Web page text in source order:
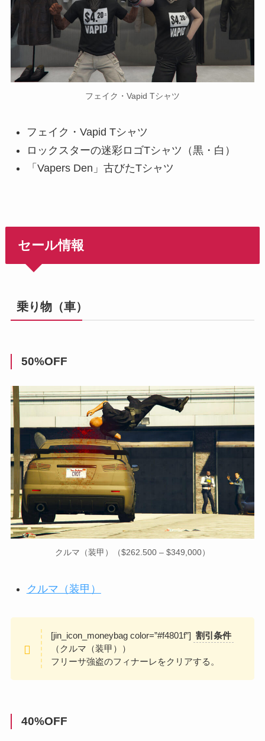
フェイク・Vapid Tシャツ
フェイク・Vapid Tシャツ
ロックスターの迷彩ロゴTシャツ（黒・白）
「Vapers Den」古びたTシャツ
セール情報
乗り物（車）
50%OFF
クルマ（装甲）（$262.500 – $349,000）
クルマ（装甲）
[jin_icon_moneybag color=”#f4801f”] 割引条件
（クルマ（装甲））
フリーサ強盗のフィナーレをクリアする。
40%OFF